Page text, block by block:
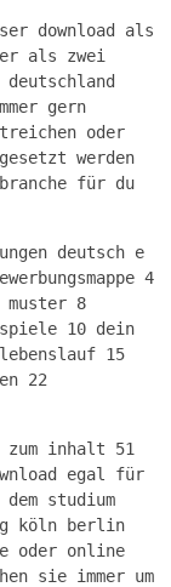
download als
als zwei
gern
oder
werden
für du
deutsch e
4
muster 8
10 dein
15
22
inhalt 51
egal für
studium
köln berlin
oder online
sie immer um